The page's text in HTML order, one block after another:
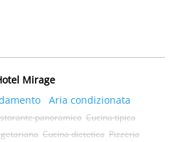
Mirage
Aria condizionata
panoramico Cucina tipica
Cucina dietetica Pizzeria